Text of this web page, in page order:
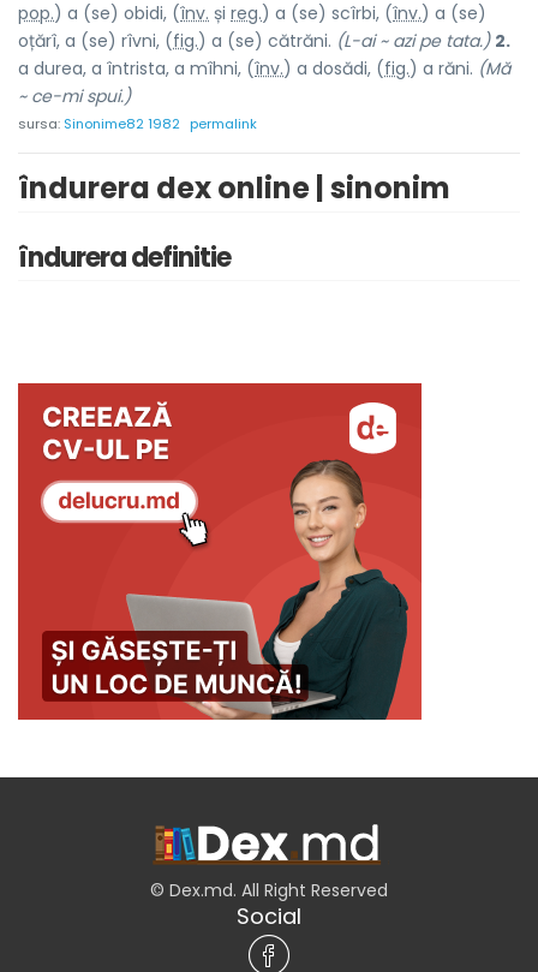
pop.) a (se) obidi, (înv. și reg.) a (se) scîrbi, (înv.) a (se)
oțărî, a (se) rîvni, (fig.) a (se) cătrăni. (L-ai ~ azi pe tata.) 2.
a durea, a întrista, a mîhni, (înv.) a dosădi, (fig.) a răni. (Mă
~ ce-mi spui.)
sursa: Sinonime82 1982 permalink
îndurera dex online | sinonim
îndurera definitie
© Dex.md. All Right Reserved
Social